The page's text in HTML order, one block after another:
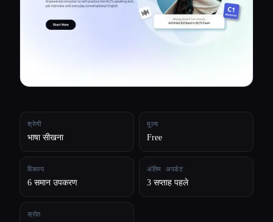
श्रेणी
भाषा सीखना
मूल्य
Free
विकल्प
6 समान उपकरण
अंतिम अपडेट
3 सप्ताह पहले
स्रोत